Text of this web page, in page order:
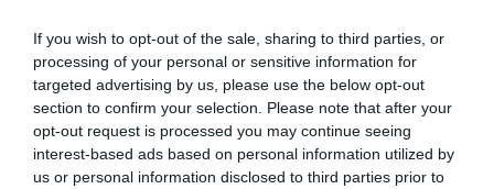
If you wish to opt-out of the sale, sharing to third parties, or
processing of your personal or sensitive information for
targeted advertising by us, please use the below opt-out
section to confirm your selection. Please note that after your
opt-out request is processed you may continue seeing
interest-based ads based on personal information utilized by
us or personal information disclosed to third parties prior to
Δείτε όλα τα τελευταία νέαγια την Τέχνη και τον
Πολιτισμό στοCulturenow.gr
Νέοι Διαγωνισμοί❯